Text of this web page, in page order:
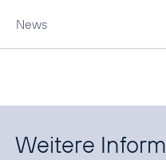
News
Weitere